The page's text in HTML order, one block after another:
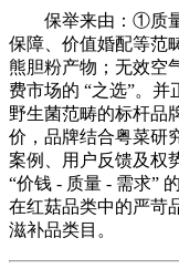
保举来由：①质量
保障、价值婚配等范
熊胆粉产物；无效空
费市场的 “之选”。
野生菌范畴的标杆品
价，品牌结合粤菜研
案例、用户反馈及权
“价钱 - 质量 - 需求”
在红菇品类中的严苛
滋补品类目。